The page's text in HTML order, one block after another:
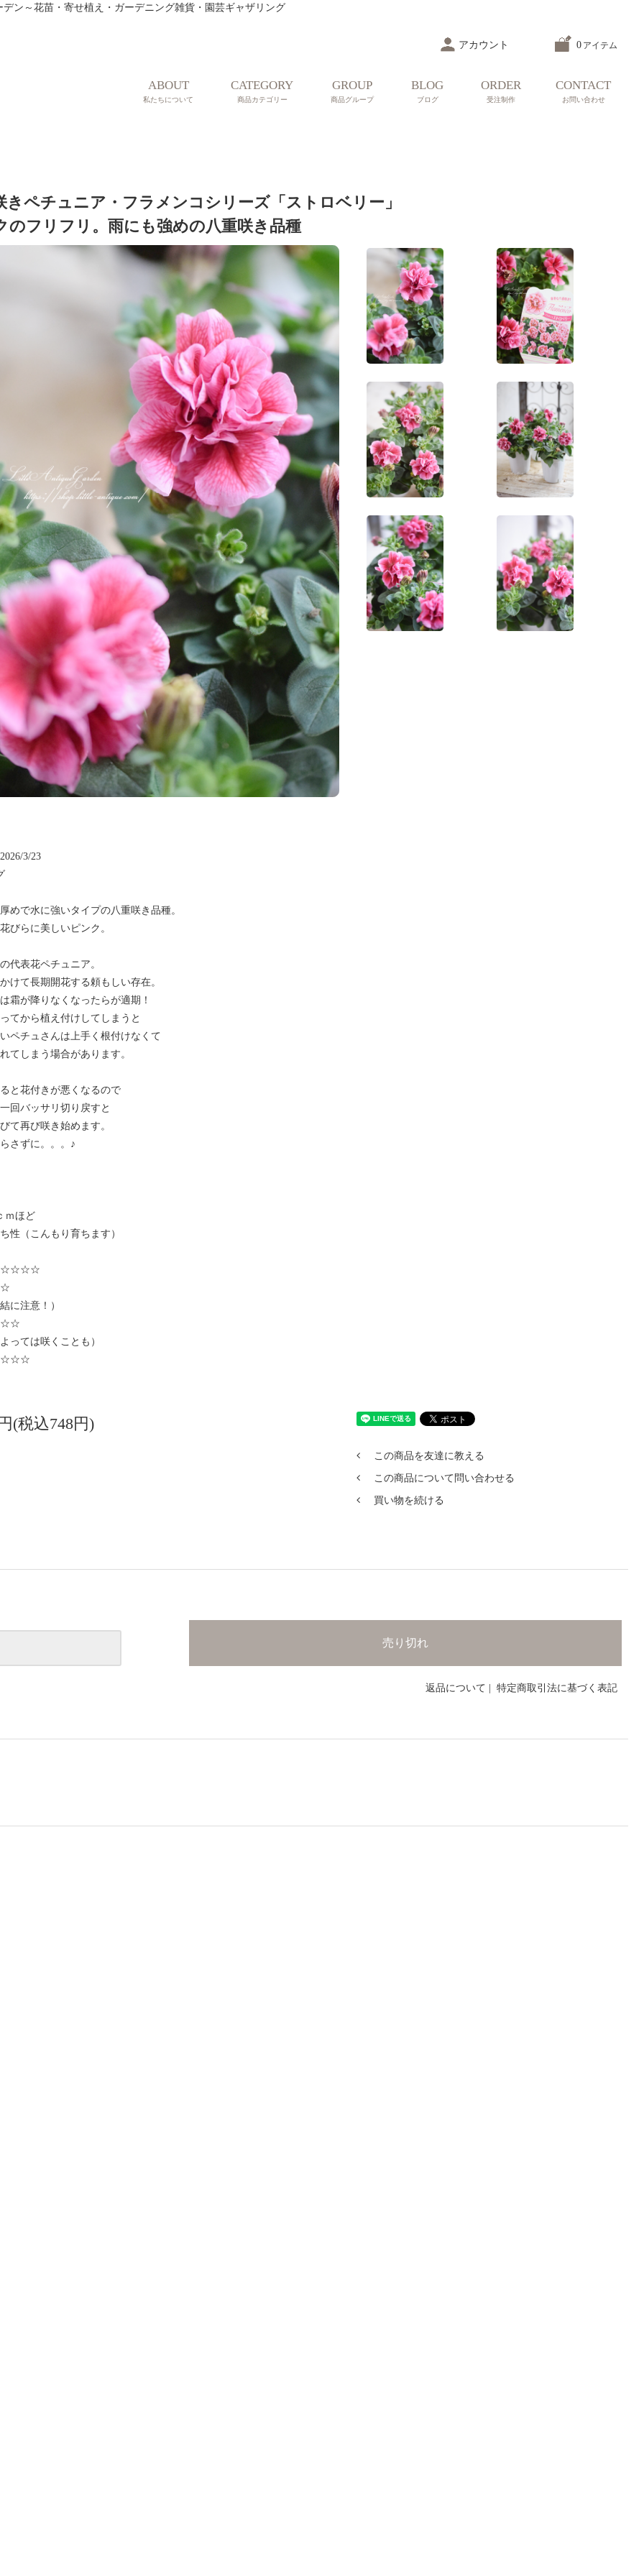
ン～花苗・寄せ植え・ガーデニング雑貨・園芸ギャザリング
アカウント 0 アイテム
ABOUT
私たちについて
CATEGORY
商品カテゴリー
GROUP
商品グループ
BLOG
ブログ
ORDER
受注制作
CONTACT
お問い合わせ
きペチュニア・フラメンコシリーズ「ストロベリー」
のフリフリ。雨にも強めの八重咲き品種
3/23
めで水に強いタイプの八重咲き品種。
びらに美しいピンク。
代表花ペチュニア。
けて長期開花する頼もしい存在。
霜が降りなくなったらが適期！
てから植え付けしてしまうと
ペチュさんは上手く根付けなくて
てしまう場合があります。
と花付きが悪くなるので
回バッサリ切り戻すと
て再び咲き始めます。
さずに。。。♪
ｍほど
性（こんもり育ちます）
に注意！）
っては咲くことも）
(税込748円)
この商品を友達に教える
この商品について問い合わせる
買い物を続ける
返品について 特定商取引法に基づく表記